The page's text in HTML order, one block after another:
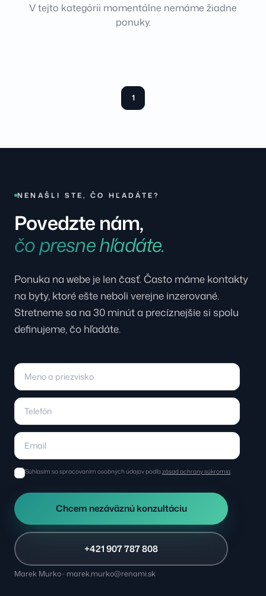
V tejto kategórii momentálne nemáme žiadne
ponuky.
1
NENAŠLI STE, ČO HĽADÁTE?
Povedzte nám,
čo presne hľadáte.
Ponuka na webe je len časť. Často máme kontakty
na byty, ktoré ešte neboli verejne inzerované.
Stretneme sa na 30 minút a precíznejšie si spolu
definujeme, čo hľadáte.
Súhlasím so spracovaním osobných údajov podľazásad ochrany súkromia.
Chcem nezáväznú konzultáciu
+421 907 787 808
Marek Murko · marek.murko@renami.sk